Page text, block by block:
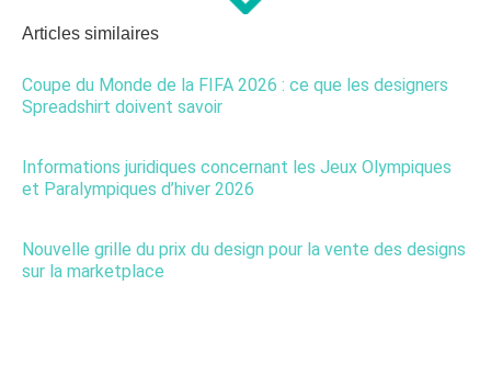
Articles similaires
Coupe du Monde de la FIFA 2026 : ce que les designers
Spreadshirt doivent savoir
Informations juridiques concernant les Jeux Olympiques
et Paralympiques d’hiver 2026
Nouvelle grille du prix du design pour la vente des designs
sur la marketplace